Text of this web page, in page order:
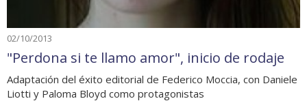
02/10/2013
"Perdona si te llamo amor", inicio de rodaje
Adaptación del éxito editorial de Federico Moccia, con Daniele
Liotti y Paloma Bloyd como protagonistas